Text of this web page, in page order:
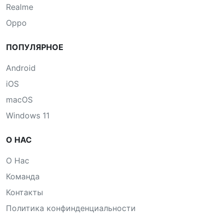
Realme
Oppo
ПОПУЛЯРНОЕ
Android
iOS
macOS
Windows 11
О НАС
О Нас
Команда
Контакты
Политика конфинденциальности